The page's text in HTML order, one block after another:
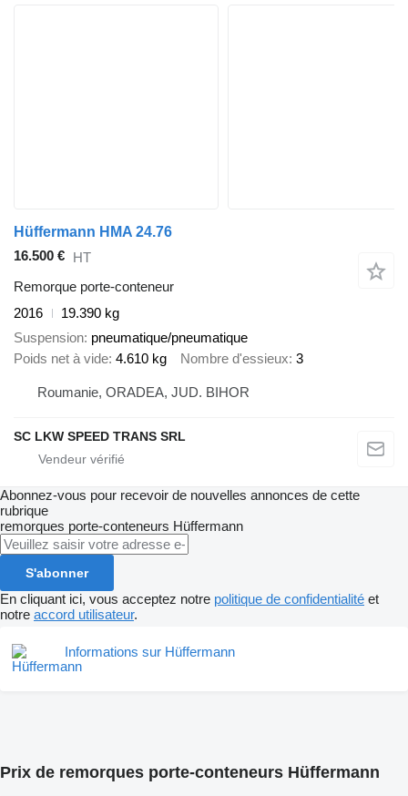
Hüffermann HMA 24.76
16.500 € HT
Remorque porte-conteneur
2016
19.390 kg
Suspension pneumatique/pneumatique
Poids net à vide 4.610 kg Nombre d'essieux 3
Roumanie, ORADEA, JUD. BIHOR
SC LKW SPEED TRANS SRL
Abonnez-vous pour recevoir de nouvelles annonces de cette
rubrique
remorques porte-conteneurs Hüffermann
S'abonner
En cliquant ici, vous acceptez notre politique de confidentialité et
notre accord utilisateur.
Informations sur Hüffermann
Prix de remorques porte-conteneurs Hüffermann